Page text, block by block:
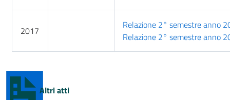
2017
Relazione 2° semestre anno
Relazione 2° semestre anno
Altri atti